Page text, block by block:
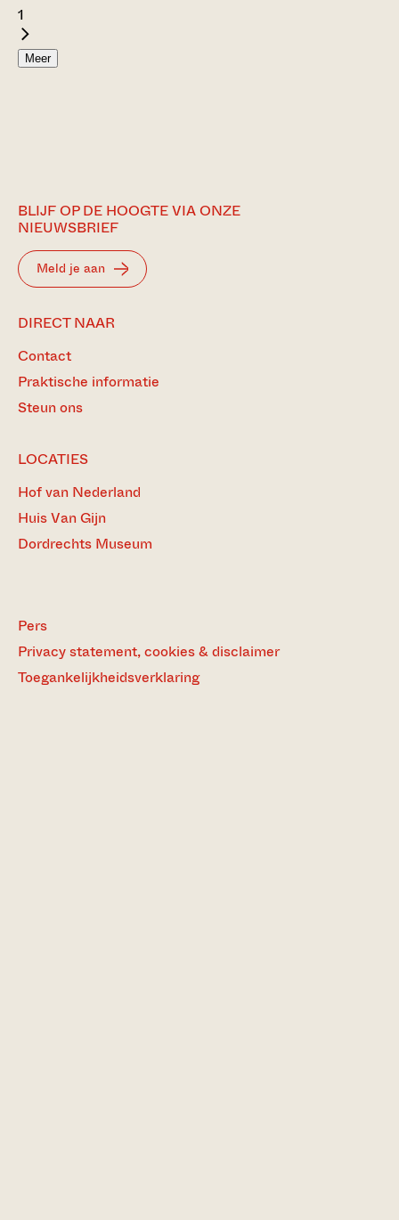
1
Meer
BLIJF OP DE HOOGTE VIA ONZE
NIEUWSBRIEF
Meld je aan
DIRECT NAAR
Contact
Praktische informatie
Steun ons
LOCATIES
Hof van Nederland
Huis Van Gijn
Dordrechts Museum
Pers
Privacy statement, cookies & disclaimer
Toegankelijkheidsverklaring